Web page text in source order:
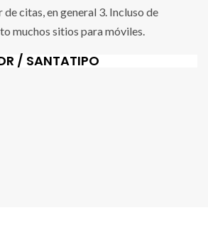
citas, en general 3. Incluso de
muchos sitios para móviles.
/ SANTATIPO